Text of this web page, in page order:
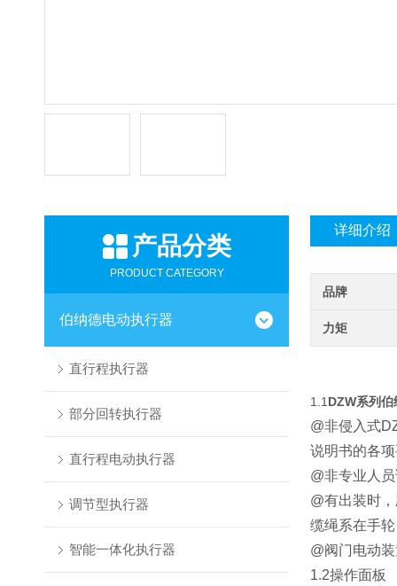
产品分类
PRODUCT CATEGORY
伯纳德电动执行器
直行程执行器
部分回转执行器
直行程电动执行器
调节型执行器
智能一体化执行器
详细介绍
品牌
力矩
1.1 DZW系列
@非侵入式
说明书的各
@非专业人
@有出装时
缆绳系在手
@阀门电动
1.2操作面板